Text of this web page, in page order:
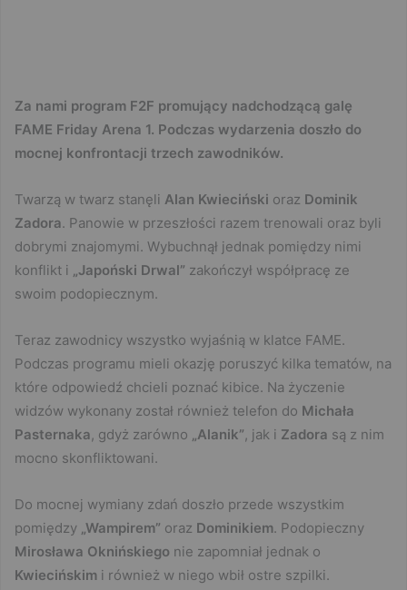
Za nami program F2F promujący nadchodzącą galę
FAME Friday Arena 1. Podczas wydarzenia doszło do
mocnej konfrontacji trzech zawodników.
Twarzą w twarz stanęli Alan Kwieciński oraz Dominik
Zadora. Panowie w przeszłości razem trenowali oraz byli
dobrymi znajomymi. Wybuchnął jednak pomiędzy nimi
konflikt i
„Japoński Drwal” zakończył współpracę ze
swoim podopiecznym.
Teraz zawodnicy wszystko wyjaśnią w klatce FAME.
Podczas programu mieli okazję poruszyć kilka tematów, na
które odpowiedź chcieli poznać kibice. Na życzenie
widzów wykonany został również telefon do Michała
Pasternaka, gdyż zarówno „Alanik”, jak i Zadora są z nim
mocno skonfliktowani.
Do mocnej wymiany zdań doszło przede wszystkim
pomiędzy „Wampirem” oraz Dominikiem. Podopieczny
Mirosława Oknińskiego nie zapomniał jednak o
Kwiecińskim i również w niego wbił ostre szpilki.